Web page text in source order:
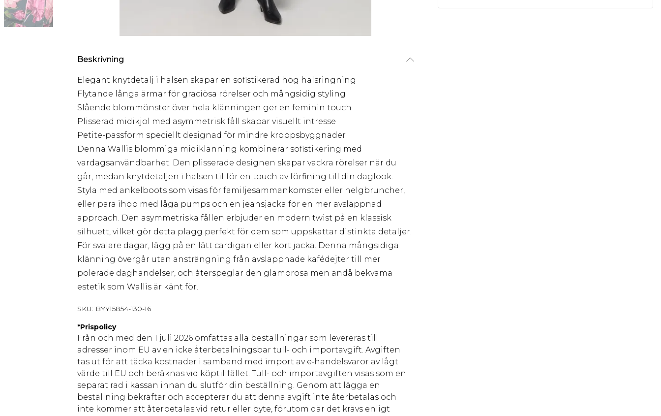
Beskrivning
Elegant knytdetalj i halsen skapar en sofistikerad hög halsringning
Flytande långa ärmar för graciösa rörelser och mångsidig styling
Slående blommönster över hela klänningen ger en feminin touch
Plisserad midikjol med asymmetrisk fåll skapar visuellt intresse
Petite-passform speciellt designad för mindre kroppsbyggnader
Denna Wallis blommiga midiklänning kombinerar sofistikering med
vardagsanvändbarhet. Den plisserade designen skapar vackra rörelser när du
går, medan knytdetaljen i halsen tillför en touch av förfining till din daglook.
Styla med ankelboots som visas för familjesammankomster eller helgbruncher,
eller para ihop med låga pumps och en jeansjacka för en mer avslappnad
approach. Den asymmetriska fållen erbjuder en modern twist på en klassisk
silhuett, vilket gör detta plagg perfekt för dem som uppskattar distinkta detaljer.
För svalare dagar, lägg på en lätt cardigan eller kort jacka. Denna mångsidiga
klänning övergår utan ansträngning från avslappnade kafédejter till mer
polerade daghändelser, och återspeglar den glamorösa men ändå bekväma
estetik som Wallis är känt för.
SKU: BYY15854-130-16
*Prispolicy
Från och med den 1 juli 2026 omfattas alla beställningar som levereras till
adresser inom EU av en icke återbetalningsbar tull- och importavgift. Avgiften
tas ut för att täcka kostnader i samband med import av e‑handelsvaror av lågt
värde till EU och beräknas vid köptillfället. Tull- och importavgiften visas som en
separat rad i kassan innan du slutför din beställning. Genom att lägga en
beställning bekräftar och accepterar du att denna avgift inte återbetalas och
inte kommer att återbetalas vid retur eller byte, förutom där det krävs enligt